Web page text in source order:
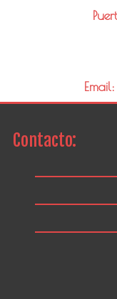
Contacto: